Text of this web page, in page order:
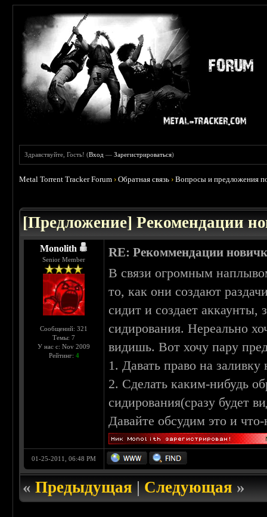
Здравствуйте, Гость! (Вход —Зарегистрироваться)
Metal Torrent Tracker Forum ›Обратная связь ›Вопросы и предложения
[Предложение] Рекомендации
Monolith
Senior Member
Сообщений: 321
Темы: 7
У нас с: Nov 2009
Рейтинг: 4
RE: Рекоммендации
В связи огромным
то, как они создают
сидит и создает аккаунты,
сидирования. Нереально
видишь. Вот хочу пару
1. Давать право на
2. Сделать каким-нибудь
сидирования(сразу будет
Давайте обсудим это и
01-25-2011, 06:48 PM
«Предыдущая|Следующая»